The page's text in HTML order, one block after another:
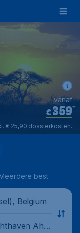
€359*
vanaf
€ 25,90 dossierkosten.
Meerdere best.
Belgium
Ahm